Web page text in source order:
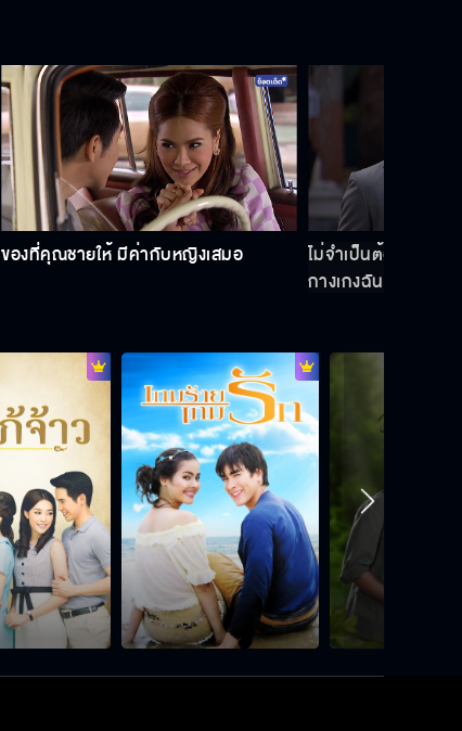
คุณพระที่ไหนเล่า นี่คุณชาย
สามหาวนักนะ
ใครกันนะ ที่จะครอบครองหัวใจของเรา
ของที่คุณชายให้ มีค่ากับหญิงเสมอ
ไม่จำเป็นต้องขอโทษ
กางเกงฉันเปียก